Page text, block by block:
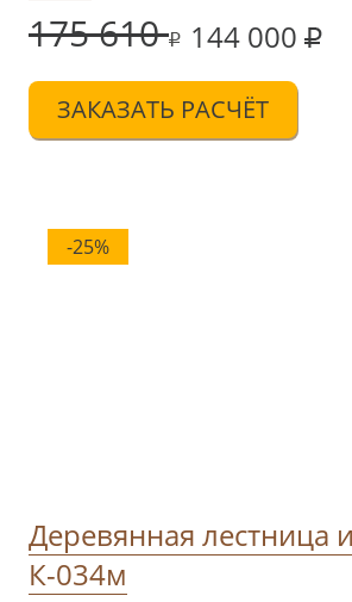
175 610 144 000
ЗАКАЗАТЬ РАСЧЁТ
-25%
Деревянная лестница
К-034м